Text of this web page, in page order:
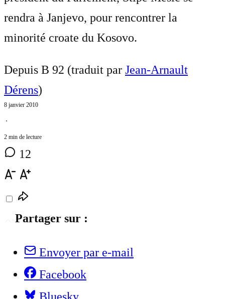
rendra à Janjevo, pour rencontrer la
minorité croate du Kosovo.
Depuis B 92 (traduit par Jean-Arnault
Dérens)
8 janvier 2010
⋅
2 min de lecture
12
Partager sur :
Envoyer par e-mail
Facebook